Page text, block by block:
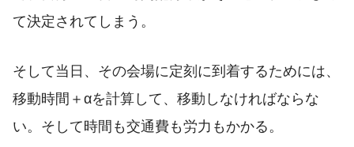
て決定されてしまう。
そして当日、その会場に定刻に到着するためには、
移動時間＋αを計算して、移動しなければならな
い。そして時間も交通費も労力もかかる。